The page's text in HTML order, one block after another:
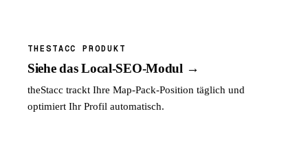
THESTACC PRODUKT
Siehe das Local-SEO-Modul →
theStacc trackt Ihre Map-Pack-Position täglich und
optimiert Ihr Profil automatisch.